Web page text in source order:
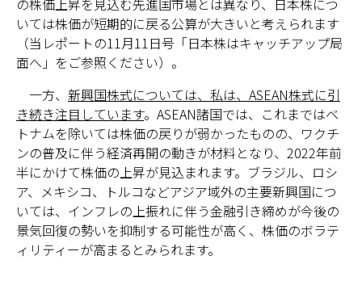
の株価上昇を見込む先進国市場とは異なり、日本株につ
いては株価が短期的に戻る公算が大きいと考えられます
（当レポートの11月11日号「日本株はキャッチアップ局
面へ」をご参照ください）。
一方、 新興国株式については、私は、ASEAN株式に引
き続き注目しています。ASEAN諸国では、これまではベ
トナムを除いては株価の戻りが弱かったものの、ワクチ
ンの普及に伴う経済再開の動きが材料となり、2022年前
半にかけて株価の上昇が見込まれます。ブラジル、ロシ
ア、メキシコ、トルコなどアジア域外の主要新興国につ
いては、インフレの上振れに伴う金融引き締めが今後の
景気回復の勢いを抑制する可能性が高く、株価のボラテ
ィリティーが高まるとみられます。